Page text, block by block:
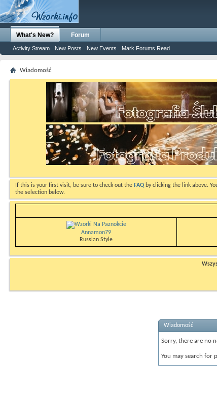
What's New?
Activity Stream New Posts New Events Mark Forums Read
Forum
Wiadomość
If this is your first visit, be sure to check out the FAQ by clicking the link above.
the selection below.
Annamon79
Russian Style
Wiadomość
Sorry, there are no
You may search for